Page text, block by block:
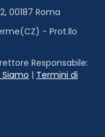
00187 Roma
- Prot.llo
Responsabile:
Siamo | Termini di